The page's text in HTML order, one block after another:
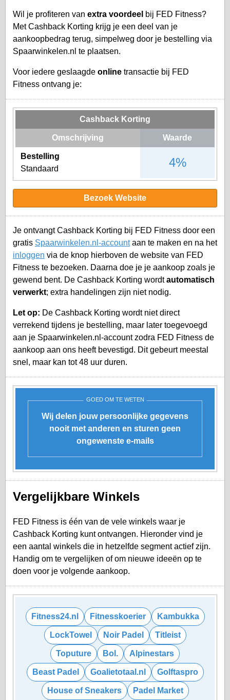
Wil je profiteren van extra voordeel bij FED Fitness?
Met Cashback Korting krijg je een deel van je
aankoopbedrag terug, simpelweg door je bestelling via
Spaarwinkelen.nl te plaatsen.
Voor iedere geslaagde online transactie bij FED
Fitness ontvang je:
Cashback Korting
Omschrijving Waarde
Bestelling
Standaard
4%
Bezoek Website
Je ontvangt Cashback Korting bij FED Fitness door een
gratis Spaarwinkelen.nl-accountaan te maken en na het
inloggen via de knop hierboven de website van FED
Fitness te bezoeken. Daarna doe je je aankoop zoals je
gewend bent. De Cashback Korting wordtautomatisch
verwerkt; extra handelingen zijn niet nodig.
Let op: De Cashback Korting wordt niet direct
verrekend tijdens je bestelling, maar later toegevoegd
aan je Spaarwinkelen.nl-accountzodra FED Fitness de
aankoop aan ons heeft bevestigd. Dit gebeurt meestal
snel, maar kan tot 48 uur duren.
GOED OM TE WETEN
Wij delen jouw persoonlijke gegevens
nooit met anderen en sturen geen
ongewenste e-mails
Vergelijkbare Winkels
FED Fitness is één van de vele winkels waar je
Cashback Korting kunt ontvangen. Hieronder vind je
een aantal winkels die in hetzelfde segment actief zijn.
Handig om te vergelijken of om nieuwe ideeën op te
doen voor je volgende aankoop.
Fitness24.nl Fitnesskoerier Kambukka
LockTowel Noir Padel Titleist
Toputure Bol. Alpinestars
Beast Padel Goalietotaal.nl Golftaspro
House of Sneakers Padel Market